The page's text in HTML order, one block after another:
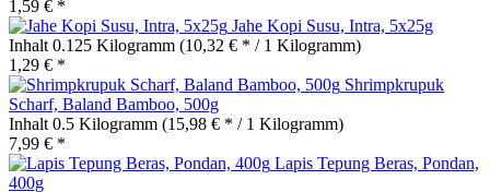
1,59 € *
Jahe Kopi Susu, Intra, 5x25g
Inhalt 0.125 Kilogramm (10,32 € * / 1 Kilogramm)
1,29 € *
Shrimpkrupuk
Scharf, Baland Bamboo, 500g
Inhalt 0.5 Kilogramm (15,98 € * / 1 Kilogramm)
7,99 € *
Lapis Tepung Beras, Pondan,
400g